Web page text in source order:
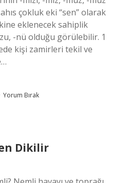
çokluk eki “sen” olarak
eklenecek sahiplik
-nü olduğu görülebilir. 1
kişi zamirleri tekil ve
Yorum Bırak
Dikilir